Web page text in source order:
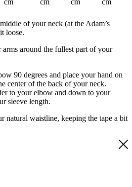
cm
cm
cm
cm
of your neck (at the Adam’s
loose.
arms around the fullest part of your
90 degrees and place your hand on
center of the back of your neck.
to your elbow and down to your
sleeve length.
natural waistline, keeping the tape a bit